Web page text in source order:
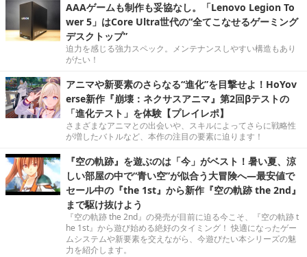
AAAゲームも制作も妥協なし。「Lenovo Legion To
wer 5」はCore Ultra世代の“全てこなせるゲーミング
デスクトップ”
迫力を感じる強力スペック。メンテナンスしやすい構造もあり
がたい！
アニマや新要素のさらなる“進化”を目撃せよ！HoYov
erse新作『崩壊：ネクサスアニマ』第2回βテストの
「進化テスト」を体験【プレイレポ】
さまざまなアニマとの出会いや、スキルによってさらに戦略性
が増したバトルなど、本作の注目の要素に迫ります！
『空の軌跡』を遊ぶのは「今」がベスト！暑い夏、涼
しい部屋の中で“青い空”が似合う大冒険へ―最安値で
セール中の『the 1st』から新作『空の軌跡 the 2nd』
まで駆け抜けよう
『空の軌跡 the 2nd』の発売が目前に迫る今こそ、『空の軌跡 t
he 1st』から遊び始める絶好のタイミング！ 快適になったゲー
ムシステムや新要素を交えながら、今遊びたい本シリーズの魅
力を紹介します。